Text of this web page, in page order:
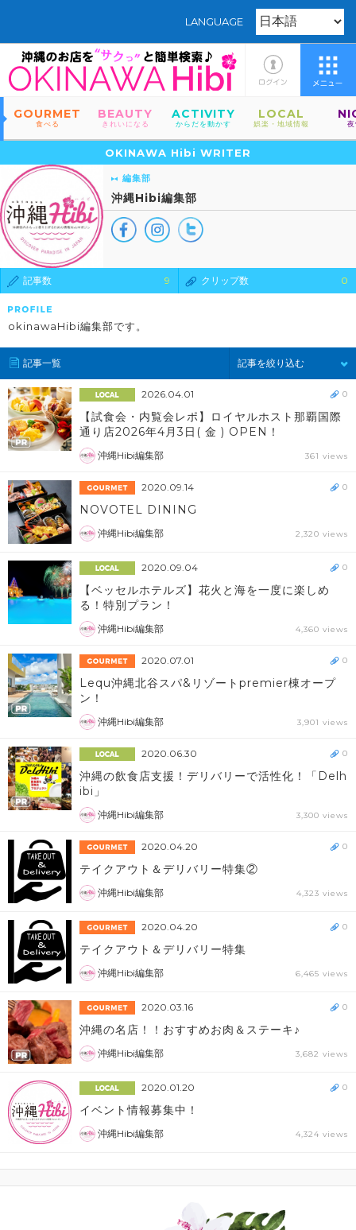
LANGUAGE
GOURMET
食べる
BEAUTY
きれいになる
ACTIVITY
からだを動かす
LOCAL
娯楽・地域情報
OKINAWA Hibi WRITER
編集部
沖縄Hibi編集部
記事数 9 クリップ数 0
okinawaHibi編集部です。
記事一覧 記事を絞り込む
2026.04.01
【試食会・内覧会レポ】ロイヤルホスト那覇国際
通り店2026年4月3日( 金 ) OPEN！
沖縄Hibi編集部 361 views
0
2020.09.14
NOVOTEL DINING
沖縄Hibi編集部 2,320 views
0
2020.09.04
【ベッセルホテルズ】花火と海を一度に楽しめ
る！特別プラン！
沖縄Hibi編集部 4,360 views
0
2020.07.01
Lequ沖縄北谷スパ&リゾートpremier棟オープ
ン！
沖縄Hibi編集部 3,901 views
0
2020.06.30
沖縄の飲食店支援！デリバリーで活性化！「Delh
ibi」
沖縄Hibi編集部 3,300 views
0
2020.04.20
テイクアウト＆デリバリー特集②
沖縄Hibi編集部 4,323 views
0
2020.04.20
テイクアウト＆デリバリー特集
沖縄Hibi編集部 6,465 views
0
2020.03.16
沖縄の名店！！おすすめお肉＆ステーキ♪
沖縄Hibi編集部 3,682 views
0
2020.01.20
イベント情報募集中！
沖縄Hibi編集部 4,324 views
0